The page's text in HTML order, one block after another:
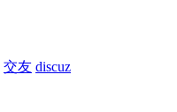
交友 discuz